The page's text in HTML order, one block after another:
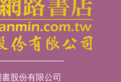
股份有限公司